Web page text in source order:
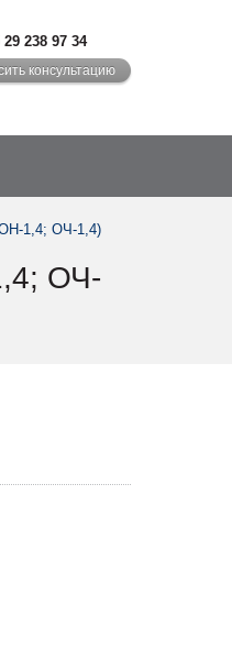
29 238 97 34
консультацию
1,4; ОЧ-1,4)
ОЧ-